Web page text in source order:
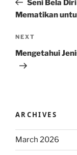
Seni Bela
Mematikan
Next
Post
NEXT
Mengetahui
ARCHIVES
March 2026